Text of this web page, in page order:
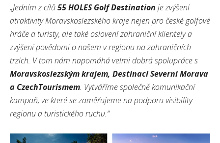
„Jedním z cílů55 HOLES Golf Destination je zvýšení
atraktivity Moravskoslezského kraje nejen pro české golfové
hráče a turisty, ale také oslovení zahraniční klientely a
zvýšení povědomí o našem v regionu na zahraničních
trzích. V tom nám napomáhá velmi dobrá spolupráce s
Moravskoslezským krajem, Destinací Severní Morava
a CzechTourismem. Vytváříme společně komunikační
kampaň, ve které se zaměřujeme na podporu visibility
regionu a turistického ruchu.“